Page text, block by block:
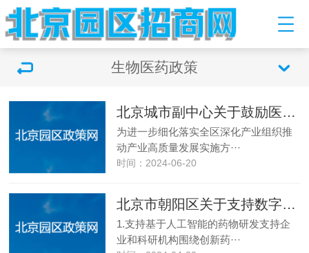
生物医药政策
北京城市副中心关于鼓励医药健康产业发展的十条措施
为进一步细化落实全区深化产业组织推
动产业高质量发展实施方···
时间：2024-06-20
北京市朝阳区关于支持数字医疗产业创新发展的若干措施（试行）
1.支持基于人工智能的药物研发支持企
业和科研机构围绕创新药···